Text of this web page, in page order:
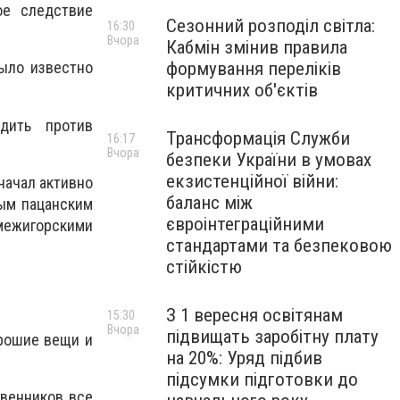
следствие
известно
против
активно
пацанским
вещи и
Сезонний розподіл світла:
Кабмін змінив правила
формування переліків
критичних об'єктів
16:30
Вчора
Трансформація Служби
безпеки України в умовах
екзистенційної війни:
баланс між
євроінтеграційними
стандартами та безпековою
стійкістю
16:17
Вчора
З 1 вересня освітянам
підвищать заробітну плату
на 20%: Уряд підбив
підсумки підготовки до
15:30
Вчора